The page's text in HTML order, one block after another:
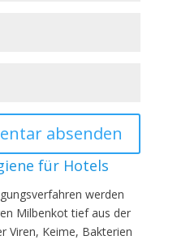
für Hotels
werden
Milbenkot tief aus der
Viren, Keime, Bakterien